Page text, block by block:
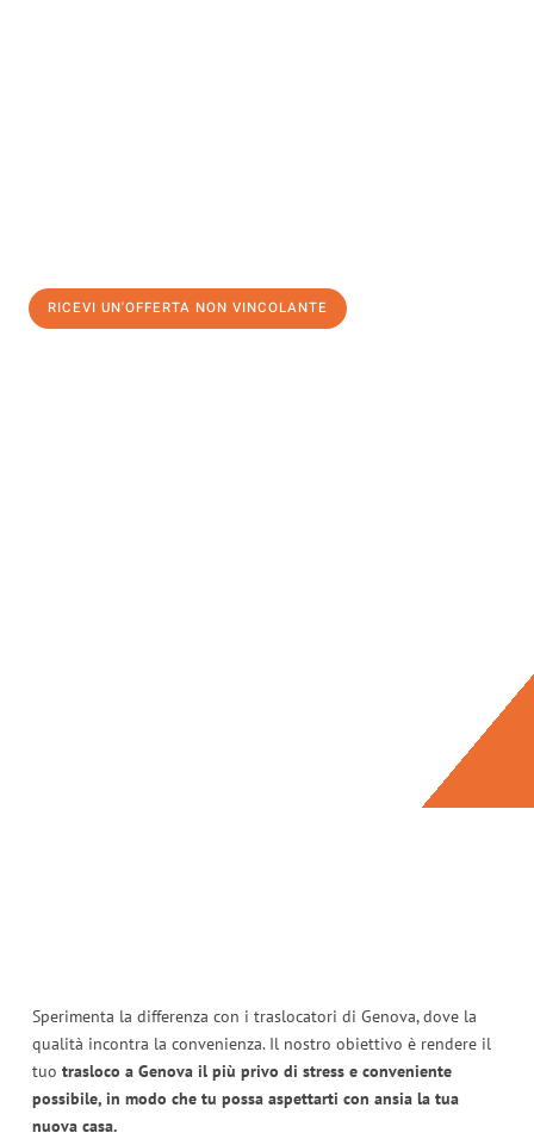
RICEVI UN'OFFERTA NON VINCOLANTE
Sperimenta la differenza con i traslocatori di Genova, dove la
qualità incontra la convenienza. Il nostro obiettivo è rendere il
tuo trasloco a Genova il più privo di stress e conveniente
possibile, in modo che tu possa aspettarti con ansia la tua
nuova casa.